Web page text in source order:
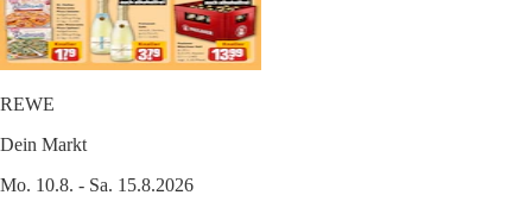
REWE
Dein Markt
Mo. 10.8. - Sa. 15.8.2026